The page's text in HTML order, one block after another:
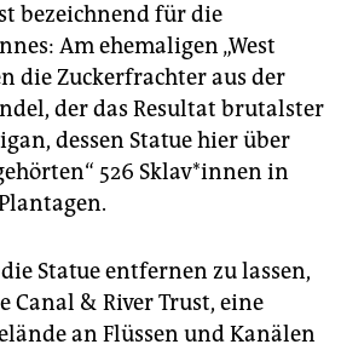
bezeichnend für die
Am ehemaligen „West
die Zuckerfrachter aus der
der das Resultat brutalster
dessen Statue hier über
526 Sklav*innen in
Statue entfernen zu lassen,
Canal & River Trust, eine
an Flüssen und Kanälen